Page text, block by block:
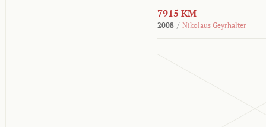
7915 KM
2008 / Nikolaus Geyrhalter